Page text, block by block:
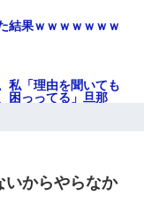
結果ｗｗｗｗｗｗｗ
私「理由を聞いても
困っってる」旦那
ゴックンさせた結果
ケで宝石を買おうと
いからやらなか